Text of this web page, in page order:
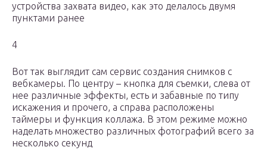
устройства захвата видео, как это делалось двумя
пунктами ранее
4
Вот так выглядит сам сервис создания снимков с
вебкамеры. По центру – кнопка для съемки, слева от
нее различные эффекты, есть и забавные по типу
искажения и прочего, а справа расположены
таймеры и функция коллажа. В этом режиме можно
наделать множество различных фотографий всего за
несколько секунд